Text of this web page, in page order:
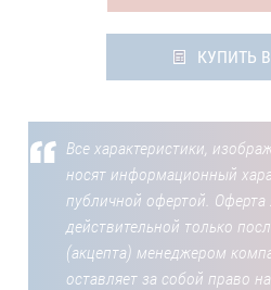
КУПИТЬ
Все характеристики,
носят информационный
публичной офертой. Оферта
действительной только
(акцепта) менеджером
оставляет за собой право